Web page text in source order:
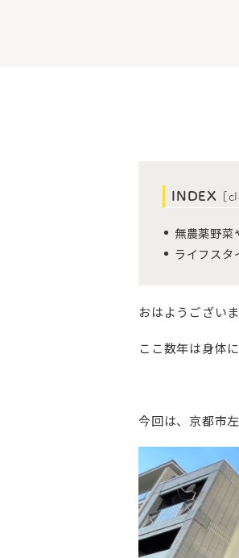
INDEX [
無農薬野菜
ライフスタ
おはようございま
ここ数年は身体
今回は、京都市